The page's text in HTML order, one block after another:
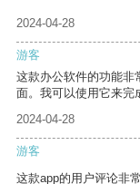
2024-04-28
游客
这款办公软件的功能非
面。我可以使用它来完
2024-04-28
游客
这款app的用户评论非